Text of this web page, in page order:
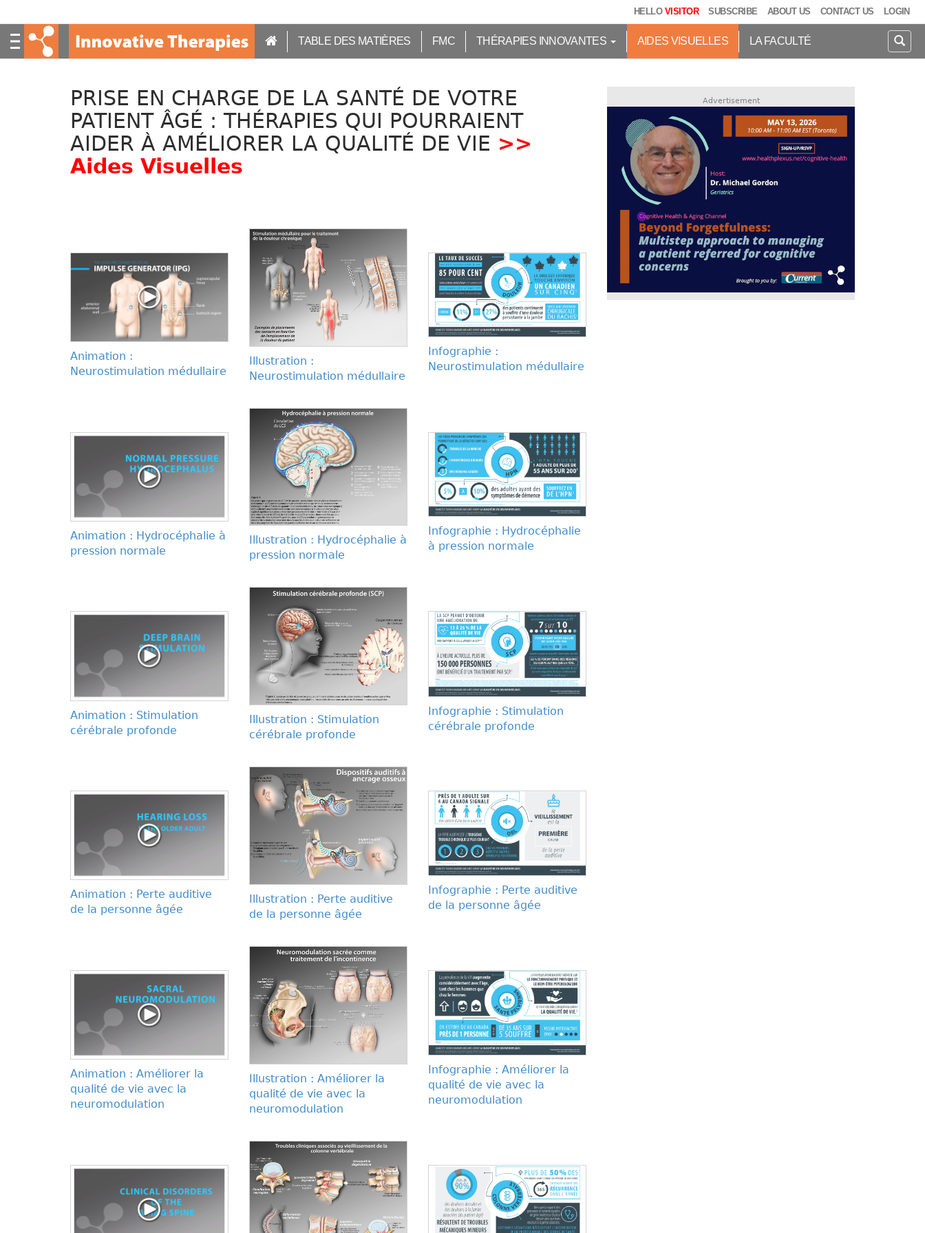
k
HELLO VISITOR SUBSCRIBE ABOUT US CONTACT US LOGIN
TABLE DES MATIÈRES FMC THÉRAPIES INNOVANTES AIDES VISUELLES LA FACULTÉ
PRISE EN CHARGE DE LA SANTÉ DE VOTRE
PATIENT ÂGÉ : THÉRAPIES QUI POURRAIENT
AIDER À AMÉLIORER LA QUALITÉ DE VIE >>
Aides Visuelles
Animation :
Neurostimulation médullaire
Illustration :
Neurostimulation médullaire
Infographie :
Neurostimulation médullaire
Animation : Hydrocéphalie à
pression normale
Illustration : Hydrocéphalie à
pression normale
Infographie : Hydrocéphalie
à pression normale
Animation : Stimulation
cérébrale profonde
Illustration : Stimulation
cérébrale profonde
Infographie : Stimulation
cérébrale profonde
Animation : Perte auditive
de la personne âgée
Illustration : Perte auditive
de la personne âgée
Infographie : Perte auditive
de la personne âgée
Animation : Améliorer la
qualité de vie avec la
neuromodulation
Illustration : Améliorer la
qualité de vie avec la
neuromodulation
Infographie : Améliorer la
qualité de vie avec la
neuromodulation
Advertisement